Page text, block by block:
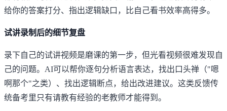
给你的答案打分、指出逻辑缺口，比自己看书效率高得多。
试讲录制后的细节复盘
录下自己的试讲视频是磨课的第一步，但光看视频很难发现自
己的问题。AI可以帮你逐句分析语言表达，找出口头禅（"嗯
啊那个"之类）、找出逻辑断点，给出改进建议。这类反馈传
统备考里只有请教有经验的老教师才能得到。